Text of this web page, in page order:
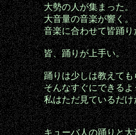
大勢の人が集まった。
大音量の音楽が響く。
音楽に合わせて皆踊り
皆、踊りが上手い。
踊りは少しは教えて
そんなすぐにできる
私はただ見ているだけ
キューバ人の踊りと